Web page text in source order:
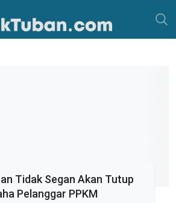
Tidak Segan Akan Tutup
Pelanggar PPKM